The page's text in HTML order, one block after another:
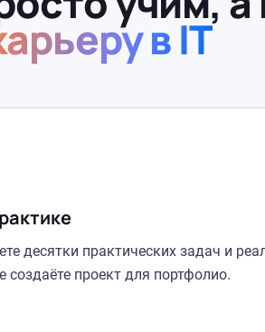
в IT
десятки практических задач и
создаёте проект для портфолио.